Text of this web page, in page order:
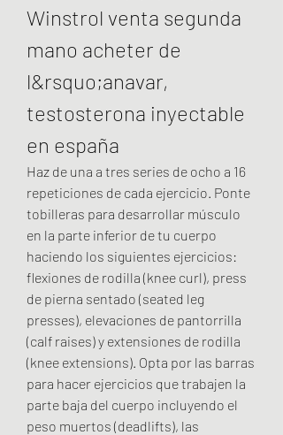
Winstrol venta segunda
mano acheter de
l&rsquo;anavar,
testosterona inyectable
en españa
Haz de una a tres series de ocho a 16
repeticiones de cada ejercicio. Ponte
tobilleras para desarrollar músculo
en la parte inferior de tu cuerpo
haciendo los siguientes ejercicios:
flexiones de rodilla (knee curl), press
de pierna sentado (seated leg
presses), elevaciones de pantorrilla
(calf raises) y extensiones de rodilla
(knee extensions). Opta por las barras
para hacer ejercicios que trabajen la
parte baja del cuerpo incluyendo el
peso muertos (deadlifts), las